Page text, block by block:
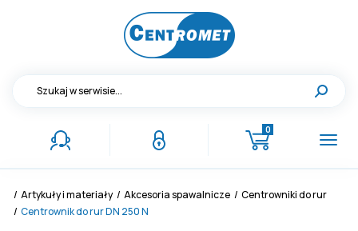
w
stopce
0
Artykuły i materiały Akcesoria spawalnicze
Centrowniki do rur
Centrownik do rur DN 250 N